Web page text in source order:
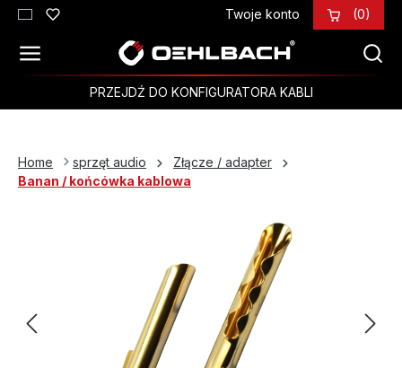
Przejdź do głównej zawartości Twoje konto (0)
PRZEJDŹ DO KONFIGURATORA KABLI
Home sprzęt audio
Złącze / adapter
Banan / końcówka kablowa